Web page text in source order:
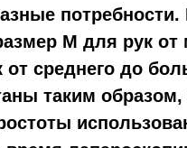
потребности.
M для рук от
среднего до
таким